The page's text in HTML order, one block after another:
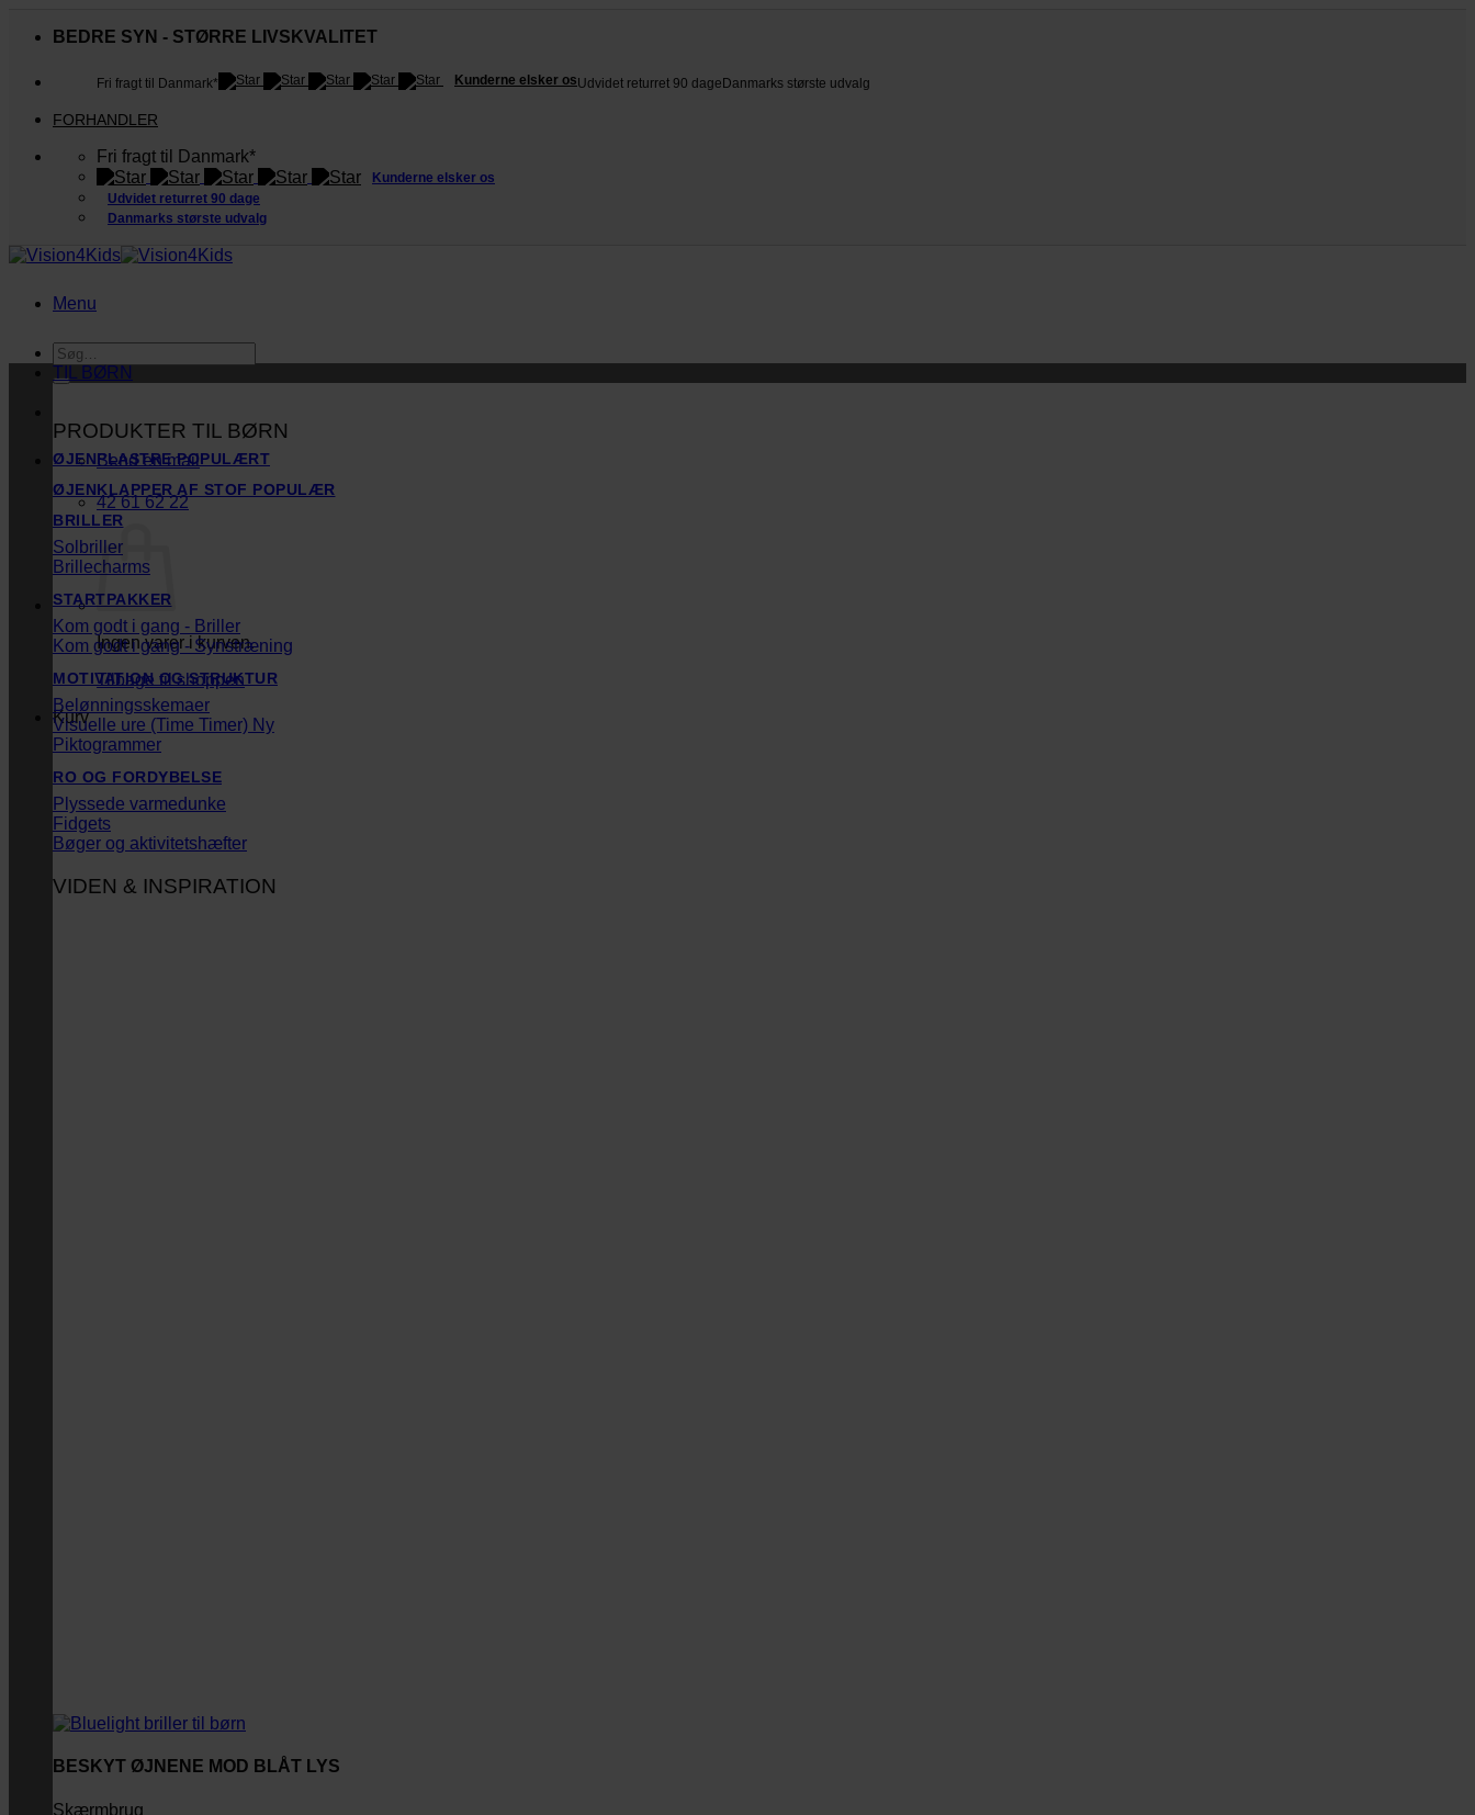
BEDRE SYN - STØRRE LIVSKVALITET
Fri fragt til Danmark* Kunderne elsker osUdvidet returret 90 dage Danmarks største udvalg
FORHANDLER
Fri fragt til Danmark*
Kunderne elsker os
Udvidet returret 90 dage
Danmarks største udvalg
Menu
Søg
efter:
Send en mail
42 61 62 22
Ingen varer i kurven.
Tilbage til shoppen
Kurv
TIL BØRN
PRODUKTER TIL BØRN
ØJENPLASTRE
ØJENKLAPPER AF STOF
BRILLER
Solbriller
Brillecharms
STARTPAKKER
Kom godt i gang - Briller
Kom godt i gang - Synstræning
MOTIVATION OG STRUKTUR
Belønningsskemaer
Visuelle ure (Time Timer)
Piktogrammer
RO OG FORDYBELSE
Plyssede varmedunke
Fidgets
Bøger og aktivitetshæfter
VIDEN & INSPIRATION
BESKYT ØJNENE MOD BLÅT LYS
Skærmbrug